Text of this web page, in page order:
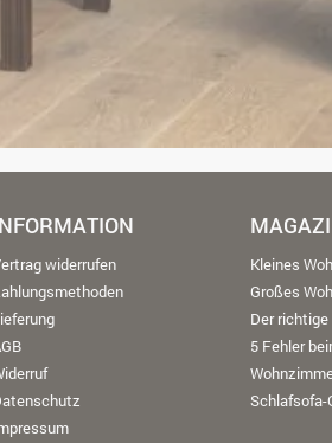
widerrufen
Kleines
Großes
Der
5 Fehler